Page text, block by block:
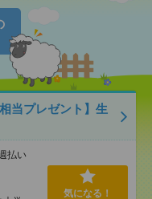
当プレゼント】生
払い
気になる！